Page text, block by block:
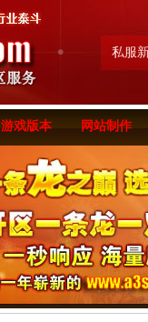
私服
游戏版本 网站制作